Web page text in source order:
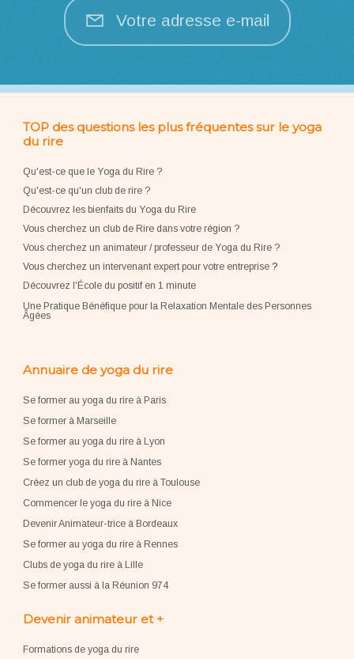
Votre adresse e-mail
TOP des questions les plus fréquentes sur le yoga
du rire
Qu'est-ce que le Yoga du Rire ?
Qu'est-ce qu'un club de rire ?
Découvrez les bienfaits du Yoga du Rire
Vous cherchez un club de Rire dans votre région ?
Vous cherchez un animateur / professeur de Yoga du Rire ?
Vous cherchez un intervenant expert pour votre entreprise?
Découvrez l'École du positif en 1 minute
Une Pratique Bénéfique pour la Relaxation Mentale des Personnes
Âgées
Annuaire de yoga du rire
Se former au yoga du rire à Paris
Se former à Marseille
Se former au yoga du rire à Lyon
Se former yoga du rire à Nantes
Créez un club de yoga du rire à Toulouse
Commencer le yoga du rire à Nice
Devenir Animateur-trice à Bordeaux
Se former au yoga du rire à Rennes
Clubs de yoga du rire à Lille
Se former aussi à la Réunion 974
Devenir animateur et +
Formations de yoga du rire